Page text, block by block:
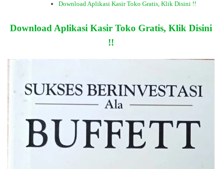
Download Aplikasi Kasir Toko Gratis, Klik Disini !!
Download Aplikasi Kasir Toko Gratis, Klik Disini
!!